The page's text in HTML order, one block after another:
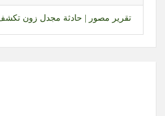
تقرير مصور | حادثة مجدل زون تكشف
جلسة تشريعية مرتقبة لمجلس
تجمع العلماء اعلن رفضه للمفاوضات